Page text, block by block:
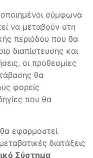
σύμφωνα
να μεταβούν στη
περιόδου που θα
διαπίστευσης και
οι προθεσμίες
θα
φορείς
που θα
θα εφαρμοστεί
διατάξεις
Σύστημα